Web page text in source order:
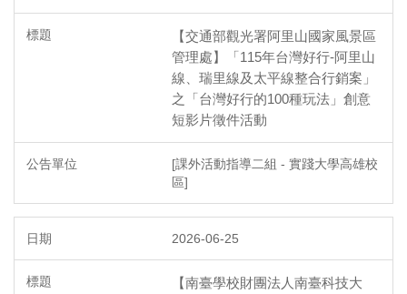
【交通部觀光署阿里山國家風景區
管理處】「115年台灣好行-阿里山
線、瑞里線及太平線整合行銷案」
之「台灣好行的100種玩法」創意
短影片徵件活動
[課外活動指導二組 - 實踐大學高雄校
區]
2026-06-25
【南臺學校財團法人南臺科技大